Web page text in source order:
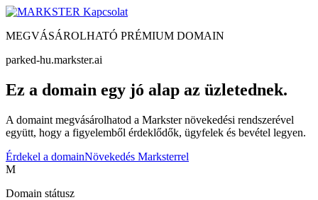
Kapcsolat
MEGVÁSÁROLHATÓ PRÉMIUM DOMAIN
parked-hu.markster.ai
Ez a domain egy jó alap az üzletednek.
A domaint megvásárolhatod a Markster növekedési rendszerével
együtt, hogy a figyelemből érdeklődők, ügyfelek és bevétel legyen.
Érdekel a domainNövekedés Marksterrel
M
Domain státusz